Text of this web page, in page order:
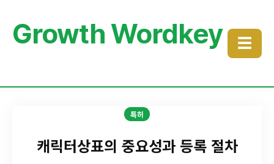
Growth Wordkey ☰
특허
캐릭터상표의 중요성과 등록 절차